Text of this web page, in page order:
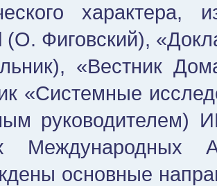
(О. Фиговский),
«Вестник
«Системные
основные